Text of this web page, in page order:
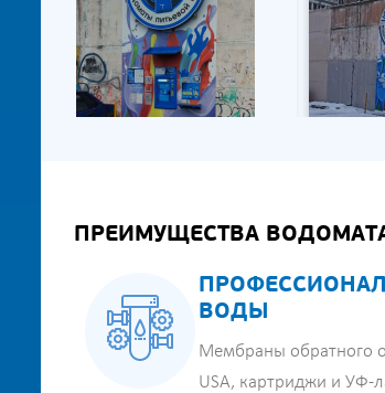
ПРЕИМУЩЕСТВА
ВОДЫ
Мембраны обратного
USA, картриджи и УФ-